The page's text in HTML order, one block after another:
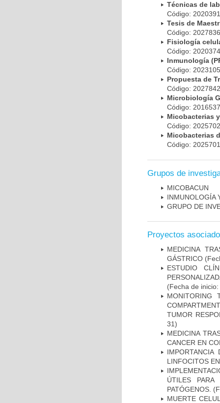
Técnicas de
Código:
Tesis de
Código:
Fisiología
Código:
Inmunología
Código:
Propuesta de
Código:
Microbiología
Código:
Micobacterias
Código:
Micobacterias
Código:
Grupos de
MICOBAC­UN
INMUNOLOGÍA
GRUPO DE
Proyectos
MEDICINA
GÁSTRICO
ESTUDIO
(Fecha de
MONITORING
TUMOR
31)
MEDICINA
CANCER EN
LINFOCITOS
ÚTILES
PATÓGENOS.
MUERTE